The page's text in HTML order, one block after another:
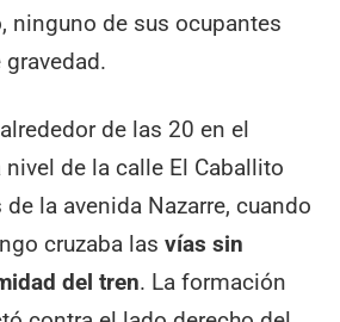
ninguno de sus ocupantes
de las 20 en el
de la calle El Caballito
la avenida Nazarre, cuando
cruzaba lasvías sin
del tren. La formación